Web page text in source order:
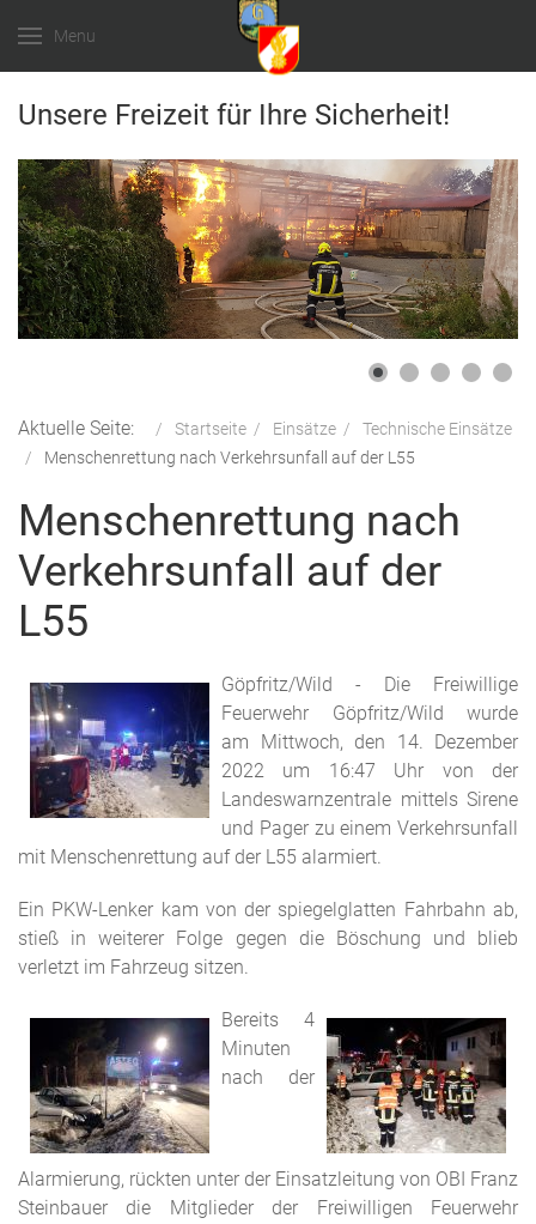
Menu
Unsere Freizeit für Ihre Sicherheit!
Aktuelle Seite: Startseite Einsätze
Technische Einsätze
Menschenrettung nach Verkehrsunfall auf der L55
Menschenrettung nach
Verkehrsunfall auf der
L55
Göpfritz/Wild - Die Freiwillige
Feuerwehr Göpfritz/Wild wurde
am Mittwoch, den 14. Dezember
2022 um 16:47 Uhr von der
Landeswarnzentrale mittels Sirene
und Pager zu einem Verkehrsunfall
mit Menschenrettung auf der L55 alarmiert.
Ein PKW-Lenker kam von der spiegelglatten Fahrbahn ab,
stieß in weiterer Folge gegen die Böschung und blieb
verletzt im Fahrzeug sitzen.
Bereits 4
Minuten
nach der
Alarmierung, rückten unter der Einsatzleitung von OBI Franz
Steinbauer die Mitglieder der Freiwilligen Feuerwehr